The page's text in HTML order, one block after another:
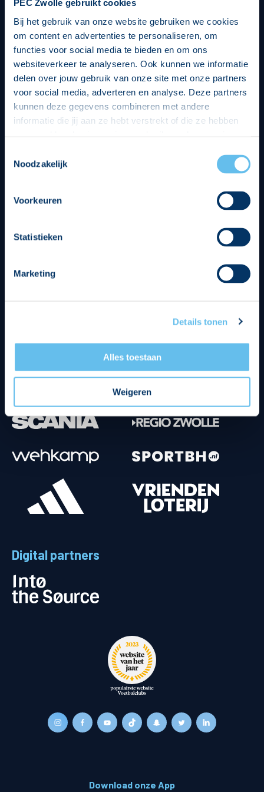
PEC Zwolle gebruikt cookies
Bij het gebruik van onze website gebruiken we cookies
om content en advertenties te personaliseren, om
functies voor social media te bieden en om ons
websiteverkeer te analyseren. Ook kunnen we informatie
delen over jouw gebruik van onze site met onze partners
voor social media, adverteren en analyse. Deze partners
kunnen deze gegevens combineren met andere
informatie die jij aan ze hebt verstrekt of die ze hebben
op een veilige en integere wijze. Je kunt je toestemming
beheren op de privacy- en cookieverklaring pagina.
Noodzakelijk
Voorkeuren
Statistieken
Marketing
Details tonen
Alles toestaan
Weigeren
Digital partners
Download onze App